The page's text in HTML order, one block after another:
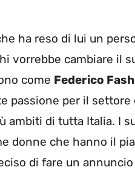
ha reso di lui un
vorrebbe cambiare il
come Federico
passione per il settore
ambiti di tutta Italia. I
donne che hanno il
di fare un